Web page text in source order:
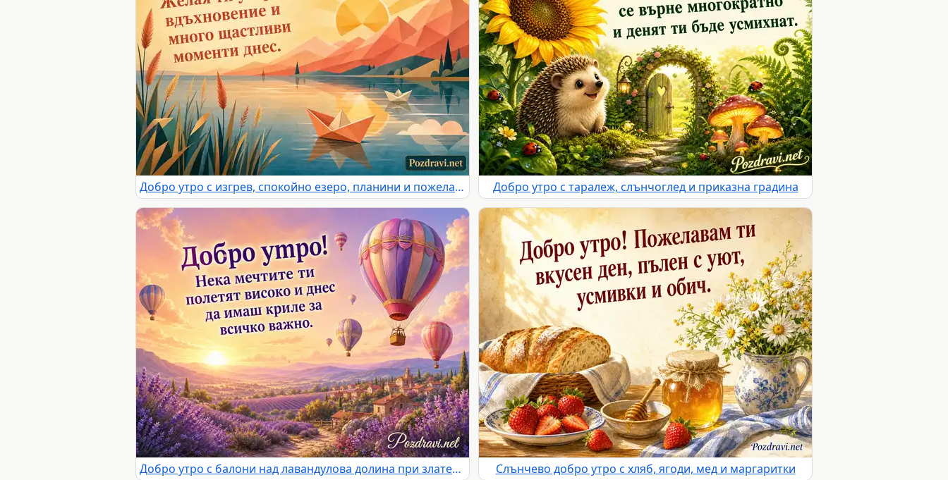
Добро утро с изгрев, спокойно езеро, планини и пожелание за щастлив ден Добро утро с таралеж, слънчоглед и приказна градина
Добро утро с балони над лавандулова долина при златен изгрев Слънчево добро утро с хляб, ягоди, мед и маргаритки